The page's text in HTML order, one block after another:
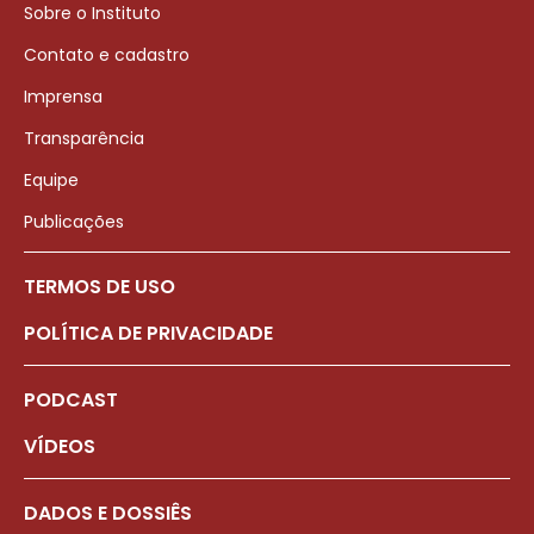
Sobre o Instituto
Contato e cadastro
Imprensa
Transparência
Equipe
Publicações
TERMOS DE USO
POLÍTICA DE PRIVACIDADE
PODCAST
VÍDEOS
DADOS E DOSSIÊS